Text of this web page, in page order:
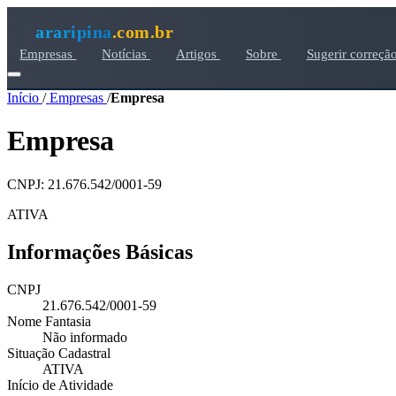
araripina.com.br
Empresas Notícias Artigos Sobre Sugerir
Início /Empresas /Empresa
Empresa
CNPJ: 21.676.542/0001-59
ATIVA
Informações Básicas
CNPJ
21.676.542/0001-59
Nome Fantasia
Não informado
Situação Cadastral
ATIVA
Início de Atividade